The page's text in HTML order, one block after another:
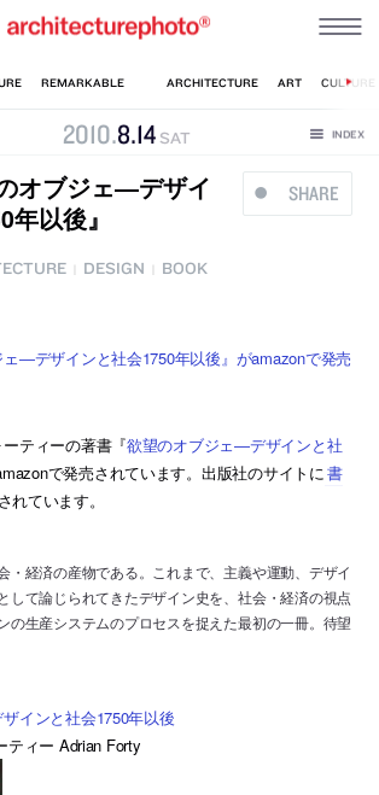
2010.8.14 SAT
SHARE
オブジェ―デザイ
以後』
DESIGN BOOK
―デザインと社会1750年以後』がamazonで発売
ティーの著書『欲望のオブジェ―デザインと社
で発売されています。出版社のサイトに書
れています。
・経済の産物である。これまで、主義や運動、デザイ
して論じられてきたデザイン史を、社会・経済の視点
の生産システムのプロセスを捉えた最初の一冊。待望
インと社会1750年以後
ティー Adrian Forty